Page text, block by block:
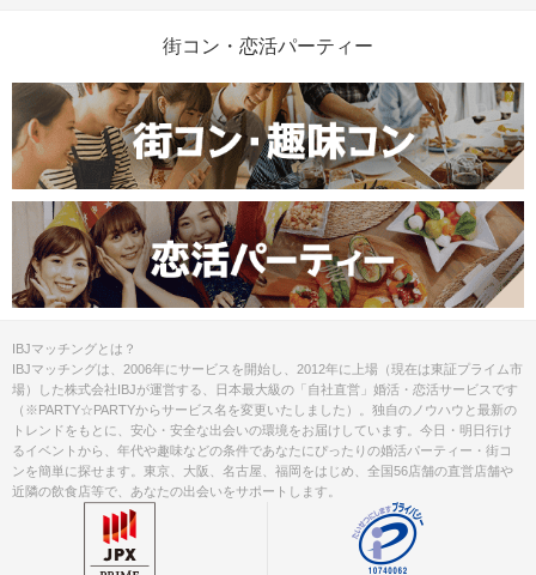
街コン・恋活パーティー
IBJマッチングとは？
IBJマッチングは、2006年にサービスを開始し、2012年に上場（現在は東証プライム市
場）した株式会社IBJが運営する、日本最大級の「自社直営」婚活・恋活サービスです
（※PARTY☆PARTYからサービス名を変更いたしました）。独自のノウハウと最新の
トレンドをもとに、安心・安全な出会いの環境をお届けしています。今日・明日行け
るイベントから、年代や趣味などの条件であなたにぴったりの婚活パーティー・街コ
ンを簡単に探せます。東京、大阪、名古屋、福岡をはじめ、全国56店舗の直営店舗や
近隣の飲食店等で、あなたの出会いをサポートします。